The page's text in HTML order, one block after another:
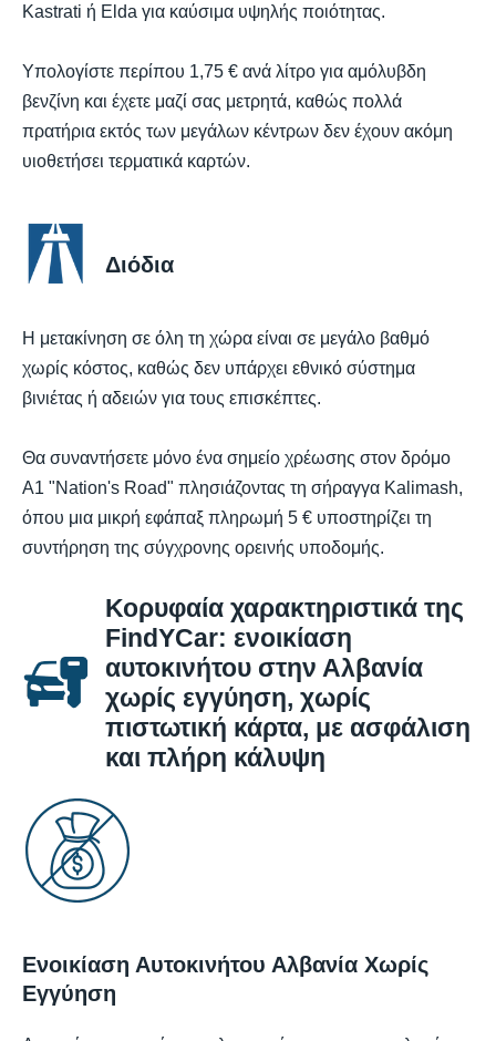
Kastrati ή Elda για καύσιμα υψηλής ποιότητας.
Υπολογίστε περίπου 1,75 € ανά λίτρο για αμόλυβδη
βενζίνη και έχετε μαζί σας μετρητά, καθώς πολλά
πρατήρια εκτός των μεγάλων κέντρων δεν έχουν ακόμη
υιοθετήσει τερματικά καρτών.
Διόδια
Η μετακίνηση σε όλη τη χώρα είναι σε μεγάλο βαθμό
χωρίς κόστος, καθώς δεν υπάρχει εθνικό σύστημα
βινιέτας ή αδειών για τους επισκέπτες.
Θα συναντήσετε μόνο ένα σημείο χρέωσης στον δρόμο
A1 "Nation's Road" πλησιάζοντας τη σήραγγα Kalimash,
όπου μια μικρή εφάπαξ πληρωμή 5 € υποστηρίζει τη
συντήρηση της σύγχρονης ορεινής υποδομής.
Κορυφαία χαρακτηριστικά της
FindYCar: ενοικίαση
αυτοκινήτου στην Αλβανία
χωρίς εγγύηση, χωρίς
πιστωτική κάρτα, με ασφάλιση
και πλήρη κάλυψη
Ενοικίαση Αυτοκινήτου Αλβανία Χωρίς
Εγγύηση